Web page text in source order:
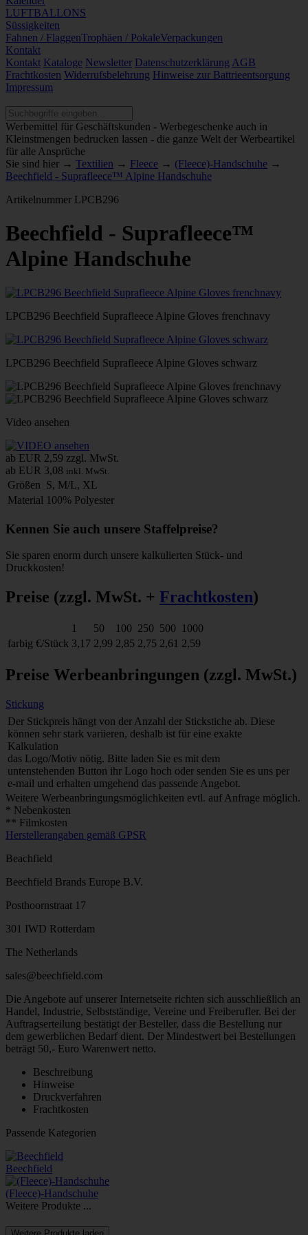
LUFTBALLONS
Süssigkeiten
Fahnen / FlaggenTrophäen / PokaleVerpackungen
Kontakt
Kontakt Kataloge Newsletter Datenschutzerklärung AGB
Frachtkosten Widerrufsbelehrung Hinweise zur Battrieentsorgung
Impressum
Werbemittel für Geschäftskunden - Werbegeschenke auch in
Kleinstmengen bedrucken lassen - die ganze Welt der Werbeartikel
für alle Ansprüche
Sie sind hier → Textilien → Fleece → (Fleece)-Handschuhe →
Beechfield - Suprafleece™ Alpine Handschuhe
Artikelnummer LPCB296
Beechfield - Suprafleece™
Alpine Handschuhe
LPCB296 Beechfield Suprafleece Alpine Gloves frenchnavy
LPCB296 Beechfield Suprafleece Alpine Gloves schwarz
Video ansehen
ab EUR 2,59 zzgl. MwSt.
ab EUR 3,08 inkl. MwSt.
Größen S, M/L, XL
Material 100% Polyester
Kennen Sie auch unsere Staffelpreise?
Sie sparen enorm durch unsere kalkulierten Stück- und
Druckkosten!
Preise (zzgl. MwSt. + Frachtkosten)
1 50 100 250 500
1000
farbig €/Stück 3,17 2,99 2,85 2,75 2,61 2,59
Preise Werbeanbringungen (zzgl. MwSt.)
Stickung
Der Stickpreis hängt von der Anzahl der Stickstiche ab. Diese
können sehr stark variieren, deshalb ist für eine exakte
Kalkulation
das Logo/Motiv nötig. Bitte laden Sie es mit dem
untenstehenden Button ihr Logo hoch oder senden Sie es uns per
e-mail und erhalten umgehend das passende Angebot.
Weitere Werbeanbringungsmöglichkeiten evtl. auf Anfrage möglich.
* Nebenkosten
** Filmkosten
Herstellerangaben gemäß GPSR
Beachfield
Beechfield Brands Europe B.V.
Posthoornstraat 17
301 IWD Rotterdam
The Netherlands
sales@beechfield.com
Die Angebote auf unserer Internetseite richten sich ausschließlich an
Handel, Industrie, Selbstständige, Vereine und Freiberufler. Bei der
Auftragserteilung bestätigt der Besteller, dass die Bestellung nur
dem gewerblichen Bedarf dient. Der Mindestwert bei Bestellungen
beträgt 50,- Euro Warenwert netto.
Beschreibung
Hinweise
Druckverfahren
Frachtkosten
Passende Kategorien
Beechfield
(Fleece)-Handschuhe
Weitere Produkte ...